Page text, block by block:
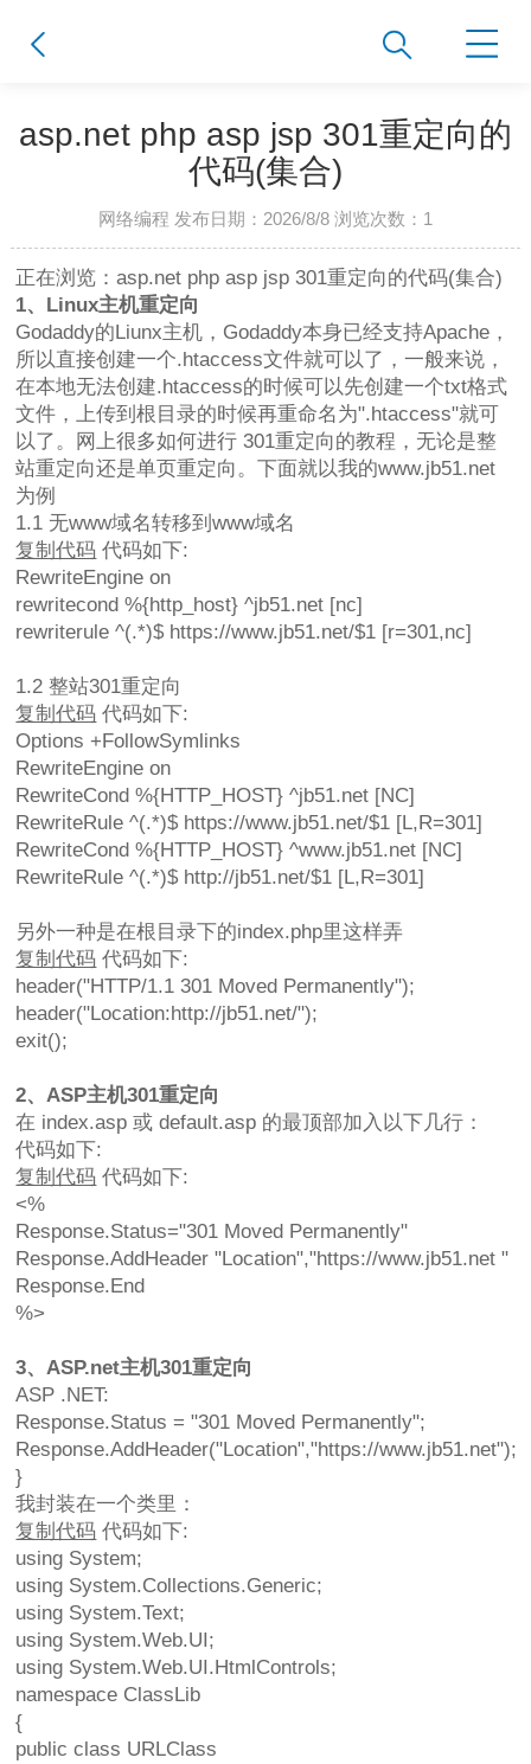
asp.net php asp jsp 301重定向的
代码(集合)
网络编程 发布日期：2026/8/8 浏览次数： 1
正在浏览：asp.net php asp jsp 301重定向的代码(集合)
1、Linux主机重定向
Godaddy的Liunx主机，Godaddy本身已经支持Apache，
所以直接创建一个.htaccess文件就可以了，一般来说，
在本地无法创建.htaccess的时候可以先创建一个txt格式
文件，上传到根目录的时候再重命名为".htaccess"就可
以了。网上很多如何进行 301重定向的教程，无论是整
站重定向还是单页重定向。下面就以我的www.jb51.net
为例
1.1 无www域名转移到www域名
复制代码 代码如下:
RewriteEngine on
rewritecond %{http_host} ^jb51.net [nc]
rewriterule ^(.*)$ https://www.jb51.net/$1 [r=301,nc]
1.2 整站301重定向
复制代码 代码如下:
Options +FollowSymlinks
RewriteEngine on
RewriteCond %{HTTP_HOST} ^jb51.net [NC]
RewriteRule ^(.*)$ https://www.jb51.net/$1 [L,R=301]
RewriteCond %{HTTP_HOST} ^www.jb51.net [NC]
RewriteRule ^(.*)$ http://jb51.net/$1 [L,R=301]
另外一种是在根目录下的index.php里这样弄
复制代码 代码如下:
header("HTTP/1.1 301 Moved Permanently");
header("Location:http://jb51.net/");
exit();
2、ASP主机301重定向
在 index.asp 或 default.asp 的最顶部加入以下几行：
代码如下:
复制代码 代码如下:
<%
Response.Status="301 Moved Permanently"
Response.AddHeader "Location","https://www.jb51.net "
Response.End
%>
3、ASP.net主机301重定向
ASP .NET:
Response.Status = "301 Moved Permanently";
Response.AddHeader("Location","https://www.jb51.net");
}
我封装在一个类里：
复制代码 代码如下:
using System;
using System.Collections.Generic;
using System.Text;
using System.Web.UI;
using System.Web.UI.HtmlControls;
namespace ClassLib
{
public class URLClass